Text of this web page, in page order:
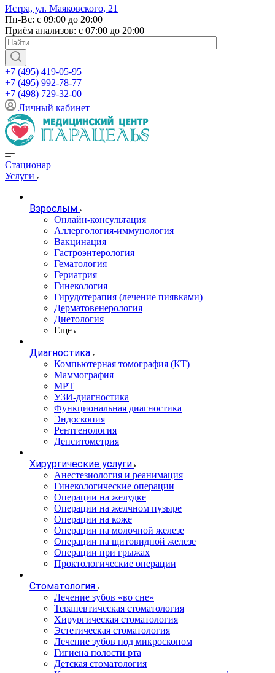
Истра, ул. Маяковского, 21
Пн-Вс: с 09:00 до 20:00
Приём анализов: с 07:00 до 20:00
+7 (495) 419-05-95
+7 (495) 992-78-77
+7 (498) 729-32-00
Личный кабинет
Стационар
Услуги
Взрослым
Онлайн-консультация
Аллергология-иммунология
Вакцинация
Гастроэнтерология
Гематология
Гериатрия
Гинекология
Гирудотерапия (лечение пиявками)
Дерматовенерология
Диетология
Еще
Диагностика
Компьютерная томография (КТ)
Маммография
МРТ
УЗИ-диагностика
Функциональная диагностика
Эндоскопия
Рентгенология
Денситометрия
Хирургические услуги
Анестезиология и реанимация
Гинекологические операции
Операции на желудке
Операции на желчном пузыре
Операции на коже
Операции на молочной железе
Операции на щитовидной железе
Операции при грыжах
Проктологические операции
Стоматология
Лечение зубов «во сне»
Терапевтическая стоматология
Хирургическая стоматология
Эстетическая стоматология
Лечение зубов под микроскопом
Гигиена полости рта
Детская стоматология